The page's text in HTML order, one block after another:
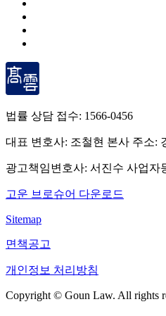
법률 상담 접수: 1566-0456
대표 변호사: 조철현 본사 주소:
광고책임변호사: 서진수 사업자
고운 브로슈어 다운로드
Sitemap
면책공고
개인정보 처리방침
Copyright © Goun Law. All rights